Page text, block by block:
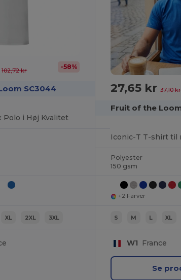
102,72 kr -58%
SC3044
Polo i Høj Kvalitet
XL 2XL 3XL
27,65 kr 37,10 kr
Fruit of the
Iconic-T T-shirt til
Polyester
150 gsm
+2 Farver
S M L XL
W1 France
Se